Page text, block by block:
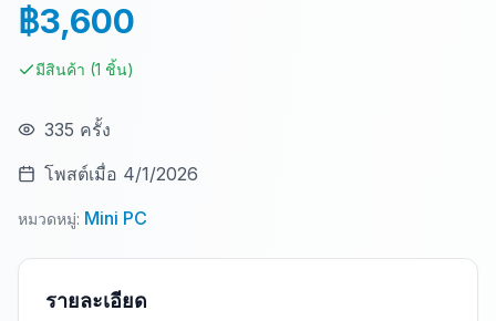
฿3,600
มีสินค้า (1 ชิ้น)
335 ครั้ง
โพสต์เมื่อ 4/1/2026
หมวดหมู่: Mini PC
รายละเอียด